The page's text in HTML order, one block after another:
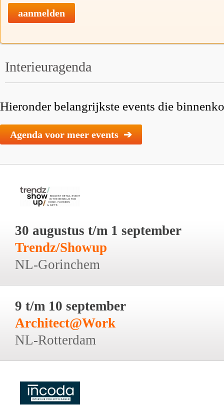
aanmelden
Interieuragenda
Hieronder belangrijkste events die
Agenda voor meer events ➔
30 augustus t/m 1 september
Trendz/Showup
NL-Gorinchem
9 t/m 10 september
Architect@Work
NL-Rotterdam